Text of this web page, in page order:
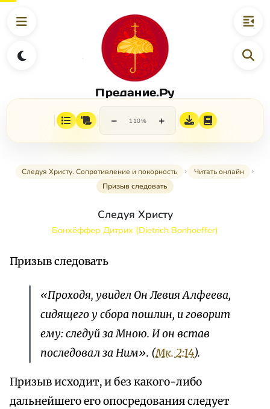
Предание.Ру
− 110% +
Следуя Христу. Сопротивление и покорность
Читать онлайн
Призыв следовать
Следуя Христу
Бонхёффер Дитрих (Dietrich Bonhoeffer)
Призыв следовать
«Проходя, увидел Он Левия Алфеева,
сидящего у сбора пошлин, и говорит
ему: следуй за Мною. И он встав
последовал за Ним». (Мк. 2:14).
Призыв исходит, и без какого-либо
дальнейшего его опосредования следует